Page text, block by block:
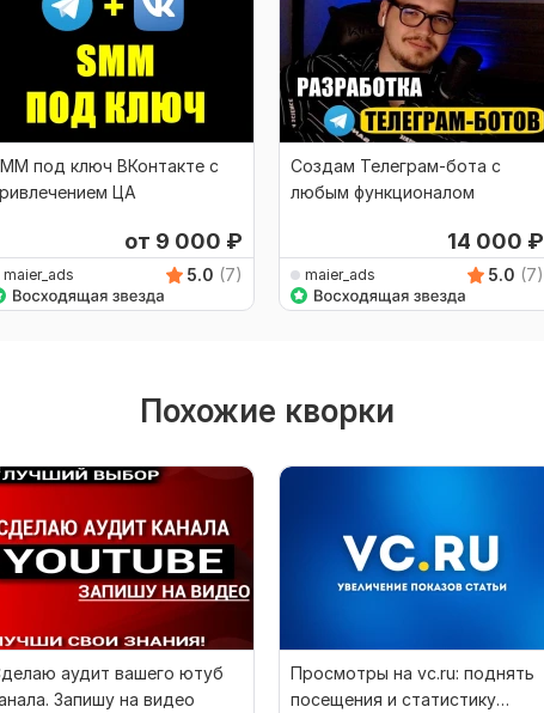
под ключ ВКонтакте с
ЦА
от 9 000 ₽
maier_ads 5.0 (7)
Создам Телеграм-бота с
любым функционалом
14 000 ₽
maier_ads 5.0 (7)
Похожие кворки
аудит вашего ютуб
Запишу на видео
Просмотры на vc.ru: поднять
посещения и статистику